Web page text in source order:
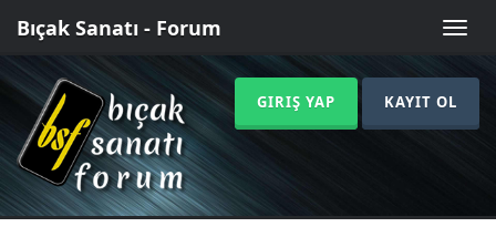
Toggle
Bıçak Sanatı - Forum
GIRIŞ YAP KAYIT OL